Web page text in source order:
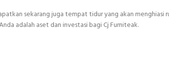
sekarang juga tempat tidur yang akan menghiasi
adalah aset dan investasi bagi Cj Furniteak.